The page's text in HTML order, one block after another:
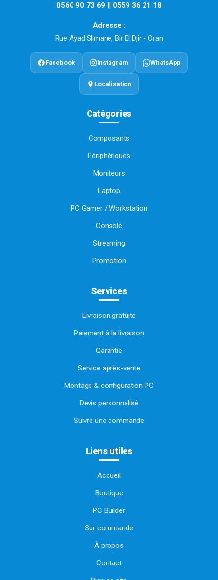
0560 90 73 69 || 0559 36 21 18
Adresse :
Rue Ayad Slimane, Bir El Djir - Oran
Facebook Instagram WhatsApp
Localisation
Catégories
Composants
Périphériques
Moniteurs
Laptop
PC Gamer / Workstation
Console
Streaming
Promotion
Services
Livraison gratuite
Paiement à la livraison
Garantie
Service après-vente
Montage & configuration PC
Devis personnalisé
Suivre une commande
Liens utiles
Accueil
Boutique
PC Builder
Sur commande
À propos
Contact